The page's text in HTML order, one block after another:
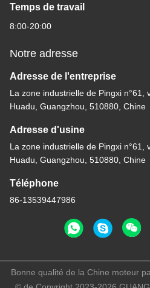
Temps de travail
8:00-20:00
Notre adresse
Adresse de l'entreprise
La zone industrielle de Pingxi n°61,
Huadu, Guangzhou, 510880, Chine
Adresse d'usine
La zone industrielle de Pingxi n°61,
Huadu, Guangzhou, 510880, Chine
Téléphone
86-13539447986
Bonne qualité de la Chine moteur